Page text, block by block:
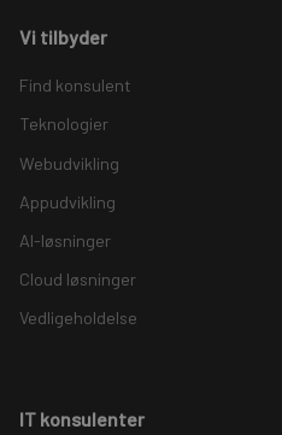
Vi tilbyder
Find konsulent
Teknologier
Webudvikling
Appudvikling
AI-løsninger
Cloud løsninger
Vedligeholdelse
IT konsulenter